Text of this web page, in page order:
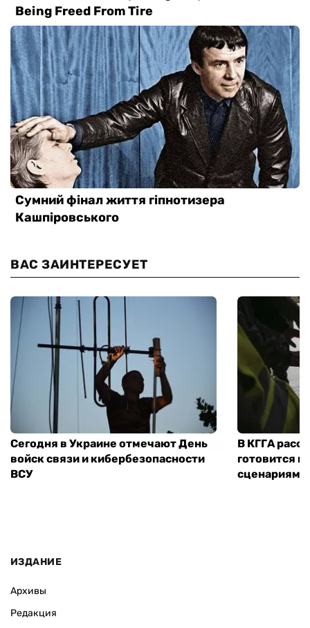
ВАС ЗАИНТЕРЕСУЕТ
Сегодня в Украине отмечают День
войск связи и кибербезопасности
ВСУ
В КГГА
готовится
сценариям
ИЗДАНИЕ
Архивы
Редакция